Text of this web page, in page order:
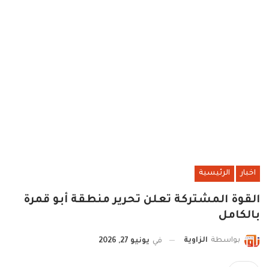
اخبار الرئيسية
القوة المشتركة تعلن تحرير منطقة أبو قمرة
بالكامل
بواسطة الزاوية في يونيو 27, 2026